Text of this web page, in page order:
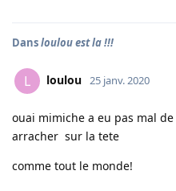
Dansloulou est la !!!
L loulou 25 janv. 2020
ouai mimiche a eu pas mal
arracher sur la tete
comme tout le monde!